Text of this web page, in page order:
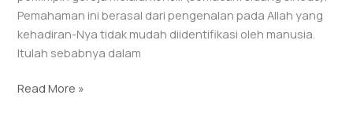
Pemahaman ini berasal dari pengenalan pada Allah yang
kehadiran-Nya tidak mudah diidentifikasi oleh manusia.
Itulah sebabnya dalam
Read More »